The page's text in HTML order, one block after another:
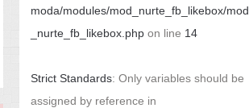
moda/modules/mod_nurte_fb_likebox/mod
_nurte_fb_likebox.php on line 14
Strict Standards: Only variables should be
assigned by reference in